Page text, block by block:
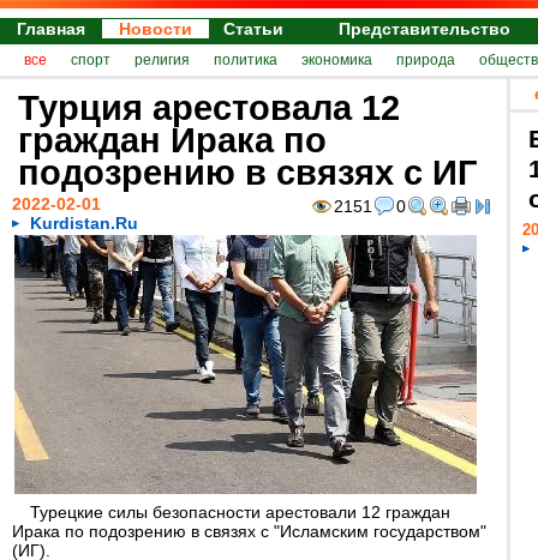
Главная Новости Статьи Представительство
все спорт религия политика экономика природа
Турция арестовала 12
граждан Ирака по
подозрению в связях с ИГ
2151 0
2022-02-01
Kurdistan.Ru
Турецкие силы безопасности арестовали 12 граждан
Ирака по подозрению в связях с "Исламским государством"
(ИГ).